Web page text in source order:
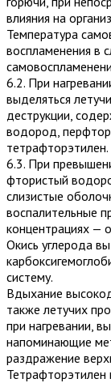
влияния на
Температура
воспламенения в
6.2. При
выделяться
деструкции,
водород,
тетрафторэтилен.
6.3. При
фтористый
слизистые
воспалительные
концентрациях —
Окись углерода
систему.
Вдыхание
также летучих
при нагревании,
напоминающие
раздражение